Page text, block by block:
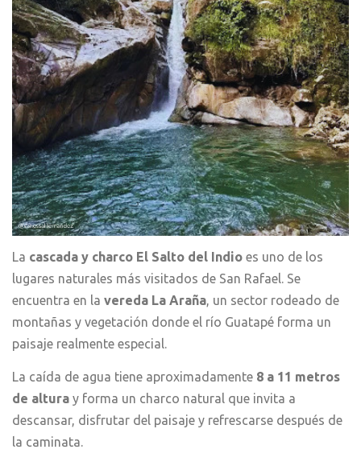
La cascada y charco El Salto del Indio es uno de los
lugares naturales más visitados de San Rafael. Se
encuentra en la vereda La Araña, un sector rodeado de
montañas y vegetación donde el río Guatapé forma un
paisaje realmente especial.
La caída de agua tiene aproximadamente 8 a 11 metros
de altura y forma un charco natural que invita a
descansar, disfrutar del paisaje y refrescarse después de
la caminata.